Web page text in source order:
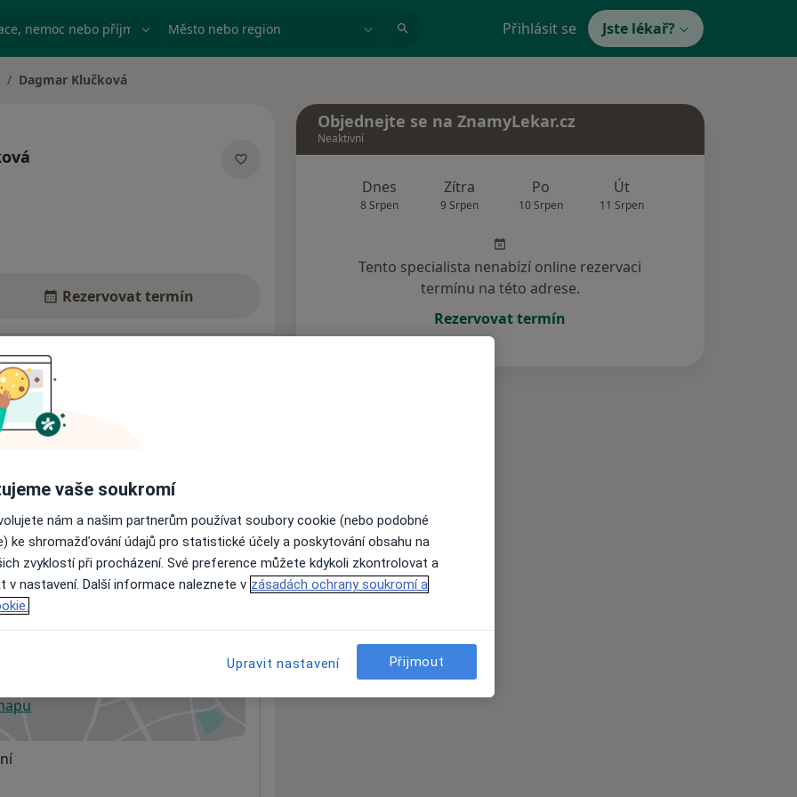
nemoc nebo příjmení Město nebo region Přihlásit se Jste lékař?
města
Dagmar Klučková
Rezervovat termín
nejsou k dispozici
informace o svých službách.
v nové záložce
Objednejte se na ZnamyLekar.cz
Neaktivní
Dnes
8 Srpen
Zítra
9 Srpen
Po
10 Srpen
Út
11 Srpen
Tento specialista nenabízí online rezervaci
termínu na této adrese.
Rezervovat termín
vaše soukromí
nám a našim partnerům používat soubory cookie (nebo podobné
ke shromažďování údajů pro statistické účely a poskytování obsahu na
zvyklostí při procházení. Své preference můžete kdykoli zkontrolovat a
v nastavení. Další informace naleznete v zásadách ochrany soukromí a
Upravit nastavení Přijmout